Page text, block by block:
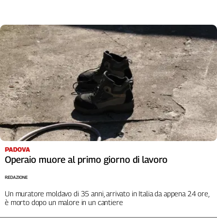
Contatti
La
redazione
Newsletter
Social
PADOVA
Operaio muore al primo giorno di lavoro
Un muratore moldavo di 35 anni, arrivato in Italia da appena 24 ore,
è morto dopo un malore in un cantiere
REDAZIONE